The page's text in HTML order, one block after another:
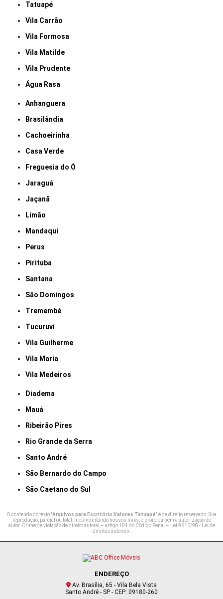
Tatuapé
Vila Carrão
Vila Formosa
Vila Matilde
Vila Prudente
Água Rasa
Anhanguera
Brasilândia
Cachoeirinha
Casa Verde
Freguesia do Ó
Jaraguá
Jaçanã
Limão
Mandaqui
Perus
Pirituba
Santana
São Domingos
Tremembé
Tucuruvi
Vila Guilherme
Vila Maria
Vila Medeiros
Diadema
Mauá
Ribeirão Pires
Rio Grande da Serra
Santo André
São Bernardo do Campo
São Caetano do Sul
O conteúdo do texto "Arquivos para Escritório Valores Tatuapé" é de direito reservado. Sua
reprodução, parcial ou total, mesmo citando nossos links, é proibida sem a autorização do
autor. Crime de violação de direito autoral – artigo 184 do Código Penal – Lei 9610/98 - Lei de
direitos autorais.
ENDEREÇO
Av. Brasília, 65 - Vila Bela Vista
Santo André - SP - CEP: 09180-260